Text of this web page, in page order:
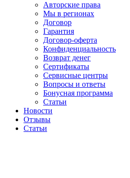
Авторские права
Мы в регионах
Договор
Гарантия
Договор-оферта
Конфиденциальность
Возврат денег
Сертификаты
Сервисные центры
Вопросы и ответы
Бонусная программа
Статьи
Новости
Отзывы
Статьи